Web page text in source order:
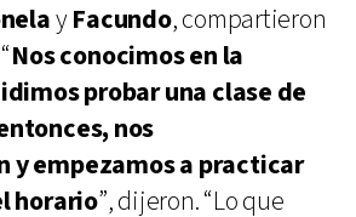
yFacundo, compartieron
Nos conocimos en la
probar una clase de
nos
y empezamos a practicar
horario”, dijeron. “Lo que